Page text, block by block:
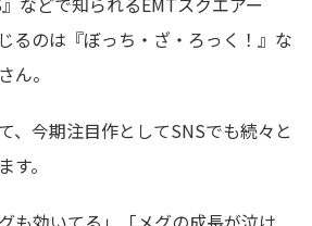
るのは『ぼっち・ざ・ろっく！』な
ん。
、今期注目作としてSNSでも続々と
。